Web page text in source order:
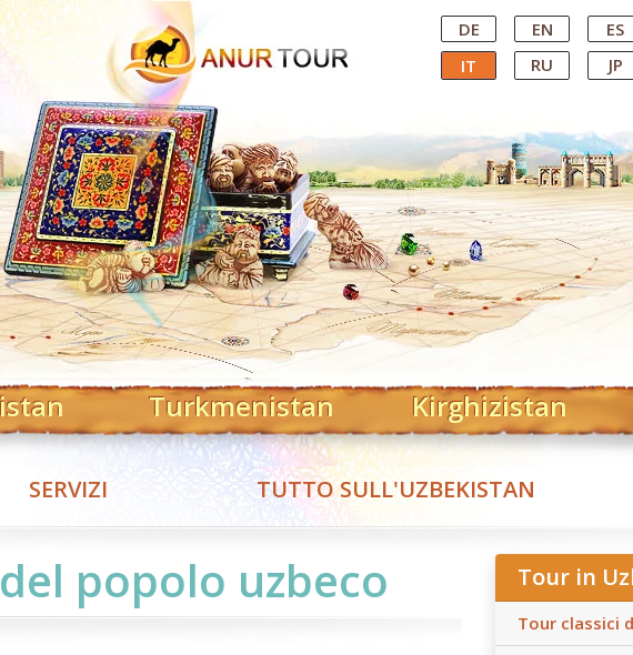
Central Asian Tour Operator DE EN ES
IT
RU JP
Turkmenistan Kirghizistan
SERVIZI TUTTO SULL'UZBEKISTAN
popolo uzbeco Tour in
Tour classici